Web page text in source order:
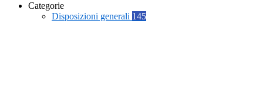
Categorie
Disposizioni generali 145